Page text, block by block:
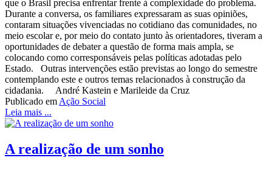
que o Brasil precisa enfrentar frente à complexidade do problema.
Durante a conversa, os familiares expressaram as suas opiniões,
contaram situações vivenciadas no cotidiano das comunidades, no
meio escolar e, por meio do contato junto às orientadores, tiveram a
oportunidades de debater a questão de forma mais ampla, se
colocando como corresponsáveis pelas políticas adotadas pelo
Estado. Outras intervenções estão previstas ao longo do semestre
contemplando este e outros temas relacionados à construção da
cidadania. André Kastein e Marileide da Cruz
Publicado emAção Social
Leia mais ...
A realização de um sonho